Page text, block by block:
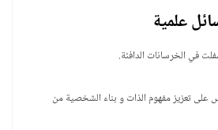
علمية
في الخرسانات الدافئة.
على تعزيز مفهوم الذات و بناء الشخصية من